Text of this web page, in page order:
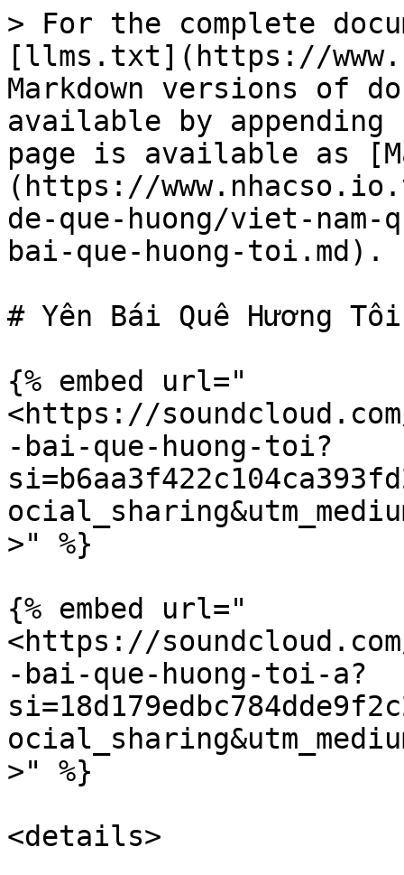
> For the complete
[llms.txt](https://
Markdown versions of
available by
page is available as
(https://
de-que-huong/viet-
bai-que-huong-toi.md).
# Yên Bái Quê Hương Tôi
{% embed url="
<https://
-bai-que-huong-toi?
>" %}
{% embed url="
<https://
-bai-que-huong-toi-a?
>" %}
<details>